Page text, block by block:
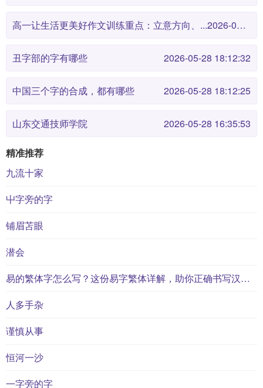
高一让生活更美好作文训练重点：立意方向、... 2026-05-28 18:12:38
丑字部的字有哪些 2026-05-28 18:12:32
中国三个字的合成，都有哪些 2026-05-28 18:12:25
山东交通技师学院 2026-05-28 16:35:53
精准推荐
九流十家
屮字旁的字
铺眉苫眼
潜会
易的繁体字怎么写？这份易字繁体详解，助你正确书写汉字_汉字繁体学习
人多手杂
谨慎从事
恒河一沙
一字旁的字